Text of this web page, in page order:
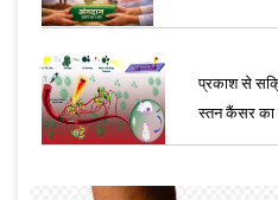
प्रकाश से
स्तन कैंसर का